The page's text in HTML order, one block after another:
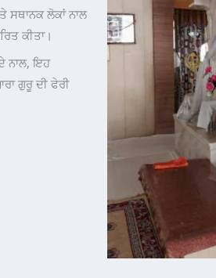
ਸਥਾਨਕ ਲੋਕਾਂ ਨਾਲ
ਕੀਤਾ।
ਨਾਲ, ਇਹ
ਗੁਰੂ ਦੀ ਫੇਰੀ